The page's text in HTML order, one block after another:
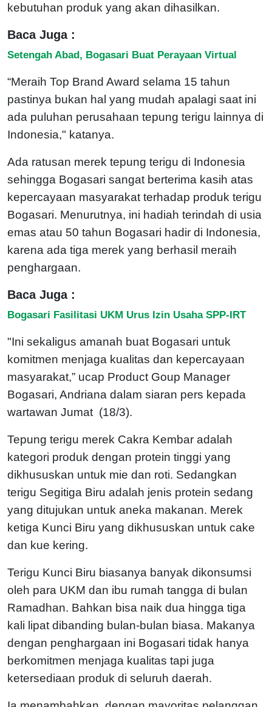
kebutuhan produk yang akan dihasilkan.
Baca Juga :
Setengah Abad, Bogasari Buat Perayaan Virtual
“Meraih Top Brand Award selama 15 tahun
pastinya bukan hal yang mudah apalagi saat ini
ada puluhan perusahaan tepung terigu lainnya di
Indonesia," katanya.
Ada ratusan merek tepung terigu di Indonesia
sehingga Bogasari sangat berterima kasih atas
kepercayaan masyarakat terhadap produk terigu
Bogasari. Menurutnya, ini hadiah terindah di usia
emas atau 50 tahun Bogasari hadir di Indonesia,
karena ada tiga merek yang berhasil meraih
penghargaan.
Baca Juga :
Bogasari Fasilitasi UKM Urus Izin Usaha SPP-IRT
"Ini sekaligus amanah buat Bogasari untuk
komitmen menjaga kualitas dan kepercayaan
masyarakat,” ucap Product Goup Manager
Bogasari, Andriana dalam siaran pers kepada
wartawan Jumat (18/3).
Tepung terigu merek Cakra Kembar adalah
kategori produk dengan protein tinggi yang
dikhususkan untuk mie dan roti. Sedangkan
terigu Segitiga Biru adalah jenis protein sedang
yang ditujukan untuk aneka makanan. Merek
ketiga Kunci Biru yang dikhususkan untuk cake
dan kue kering.
Terigu Kunci Biru biasanya banyak dikonsumsi
oleh para UKM dan ibu rumah tangga di bulan
Ramadhan. Bahkan bisa naik dua hingga tiga
kali lipat dibanding bulan-bulan biasa. Makanya
dengan penghargaan ini Bogasari tidak hanya
berkomitmen menjaga kualitas tapi juga
ketersediaan produk di seluruh daerah.